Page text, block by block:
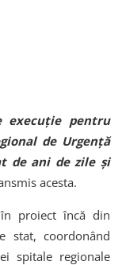
execuție pentru
de Urgență
de ani de zile și
acesta.
proiect încă din
stat, coordonând
spitale regionale